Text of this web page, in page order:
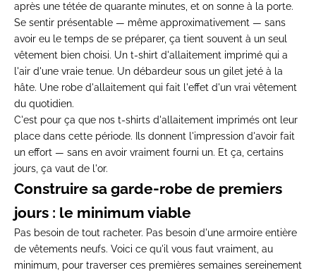
après une tétée de quarante minutes, et on sonne à la porte.
Se sentir présentable — même approximativement — sans
avoir eu le temps de se préparer, ça tient souvent à un seul
vêtement bien choisi. Un t-shirt d'allaitement imprimé qui a
l'air d'une vraie tenue. Un débardeur sous un gilet jeté à la
hâte. Une robe d'allaitement qui fait l'effet d'un vrai vêtement
du quotidien.
C'est pour ça que nos t-shirts d'allaitement imprimés ont leur
place dans cette période. Ils donnent l'impression d'avoir fait
un effort — sans en avoir vraiment fourni un. Et ça, certains
jours, ça vaut de l'or.
Construire sa garde-robe de premiers
jours : le minimum viable
Pas besoin de tout racheter. Pas besoin d'une armoire entière
de vêtements neufs. Voici ce qu'il vous faut vraiment, au
minimum, pour traverser ces premières semaines sereinement